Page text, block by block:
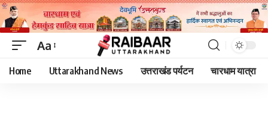
Font
Resizer
Aa
Home Uttarakhand News उत्तराखंड पर्यटन चारधाम यात्रा